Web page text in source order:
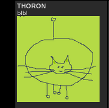
THORON
ЫЫ